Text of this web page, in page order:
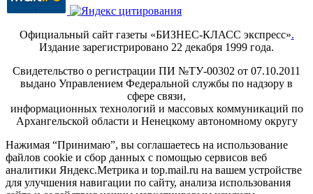
Официальный сайт газеты «БИЗНЕС-КЛАСС экспресс».
Издание зарегистрировано 22 декабря 1999 года.
Свидетельство о регистрации ПИ №ТУ-00302 от 07.10.2011
выдано Управлением Федеральной службы по надзору в
сфере связи,
информационных технологий и массовых коммуникаций по
Архангельской области и Ненецкому автономному округу
Нажимая “Принимаю”, вы соглашаетесь на использование
файлов cookie и сбор данных с помощью сервисов веб
аналитики Яндекс.Метрика и top.mail.ru на вашем устройстве
для улучшения навигации по сайту, анализа использования